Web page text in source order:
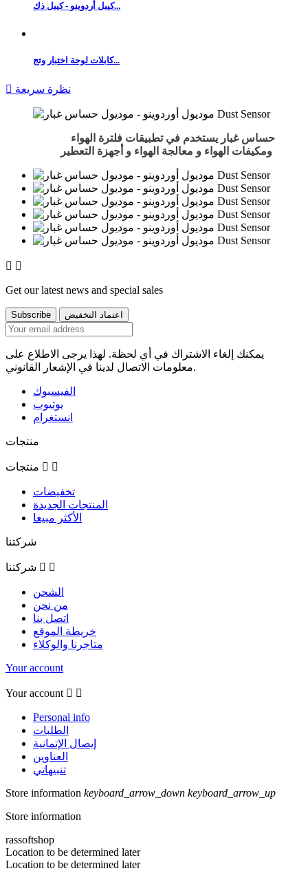
كيبل أردوينو - كيبل ذك...
كابلات لوحة اختبار وتج...
 نظرة سريعة
حساس غبار يستخدم في تطبيقات فلترة الهواء
 
Get our latest news and special sales
يمكنك إلغاء الاشتراك في أي لحظة. لهذا يرجى الاطلاع على
معلومات الاتصال لدينا في الإشعار القانوني.
الفيسبوك
يوتيوب
انستغرام
منتجات
منتجات  
تخفيضات
المنتجات الجديدة
الأكثر مبيعا
شركتنا
شركتنا  
الشحن
من نحن
اتصل بنا
خريطة الموقع
متاجرنا والوكلاء
Your account
Your account  
Personal info
الطلبات
إيصال الإتمانية
العناوين
تنبيهاتي
Store information keyboard_arrow_down keyboard_arrow_up
Store information
rassoftshop
Location to be determined later
Location to be determined later